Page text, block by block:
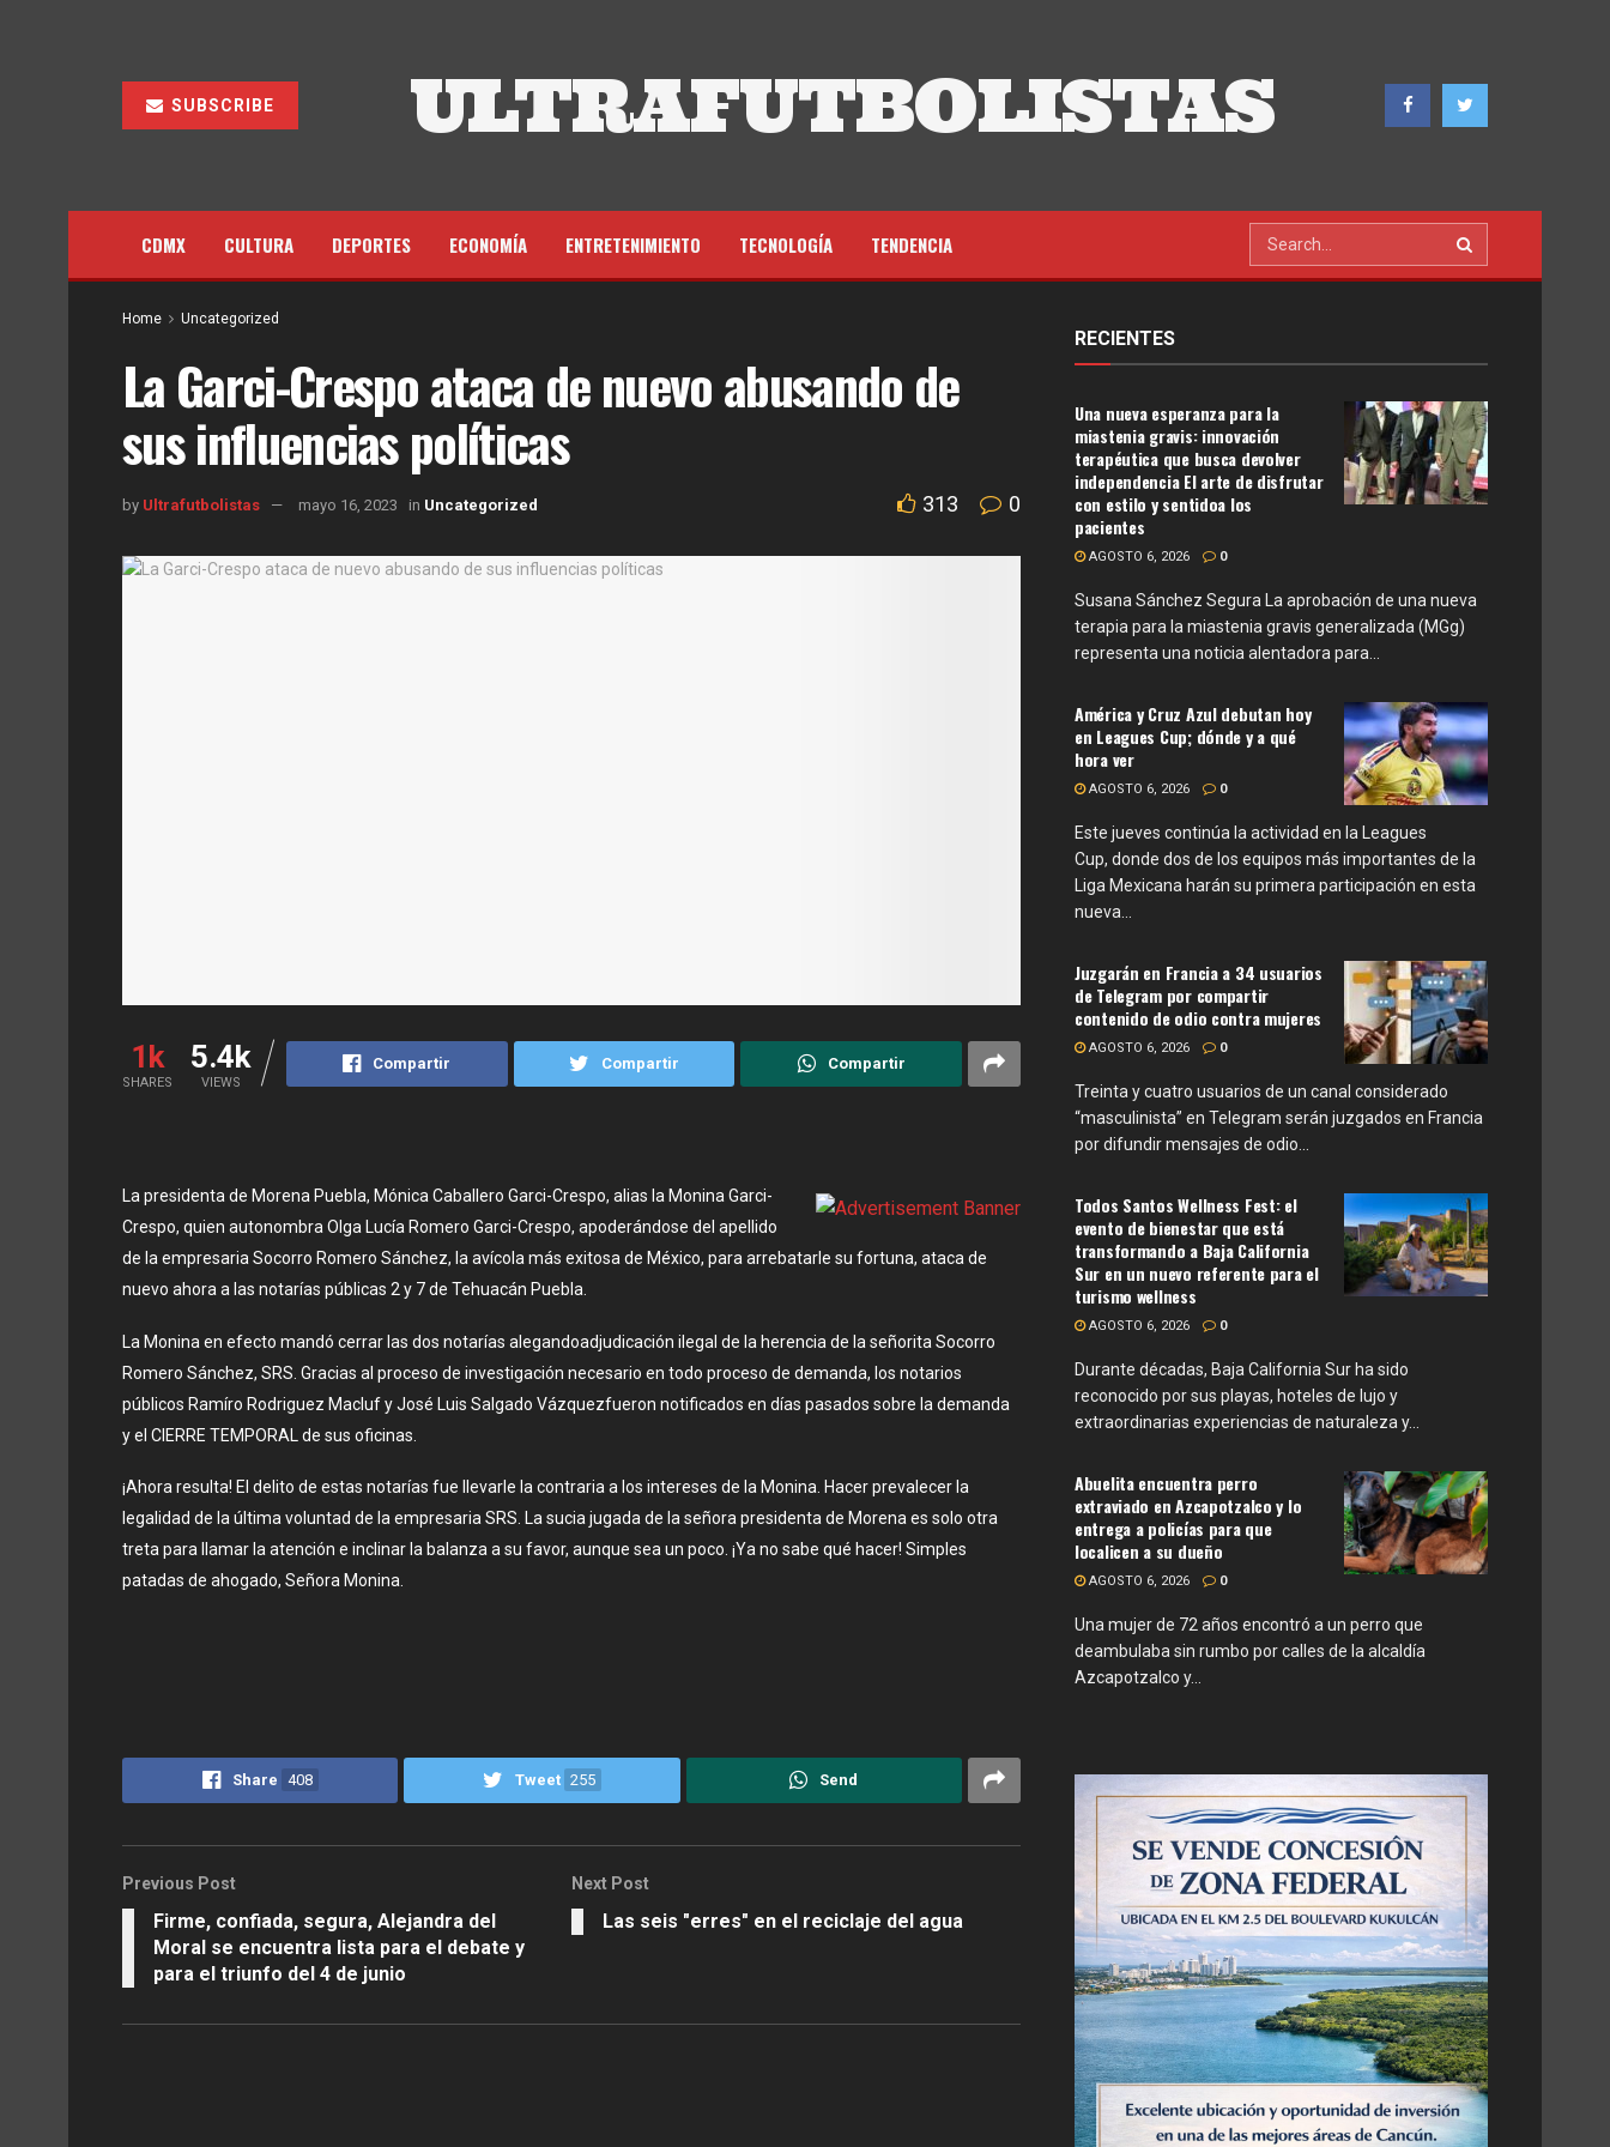
SUBSCRIBE ULTRAFUTBOLISTAS
CDMX CULTURA DEPORTES ECONOMÍA ENTRETENIMIENTO TECNOLOGÍA TENDENCIA
Home Uncategorized
La Garci-Crespo ataca de nuevo abusando de
sus influencias políticas
by Ultrafutbolistas mayo 16, 2023 in Uncategorized 313 0
1k
SHARES
5.4k
VIEWS
Compartir Compartir Compartir
La presidenta de Morena Puebla, Mónica Caballero Garci-Crespo, alias la Monina Garci-
Crespo, quien autonombra Olga Lucía Romero Garci-Crespo, apoderándose del apellido
de la empresaria Socorro Romero Sánchez, la avícola más exitosa de México, para arrebatarle su fortuna, ataca de
nuevo ahora a las notarías públicas 2 y 7 de Tehuacán Puebla.
La Monina en efecto mandó cerrar las dos notarías alegandoadjudicación ilegal de la herencia de la señorita Socorro
Romero Sánchez, SRS. Gracias al proceso de investigación necesario en todo proceso de demanda, los notarios
públicos Ramíro Rodriguez Maclufy José Luis Salgado Vázquezfueron notificados en días pasados sobre la demanda
y el CIERRE TEMPORAL de sus oficinas.
¡Ahora resulta! El delito de estas notarías fue
llevarle la contraria a los intereses de la Monina. Hacer prevalecer la
legalidad de la última voluntad de la empresaria SRS. La sucia jugada de la señora presidenta de Morena es solo otra
treta para llamar la atención e inclinar la balanza a su favor, aunque sea un poco. ¡Ya no sabe qué hacer! Simples
patadas de ahogado, Señora Monina.
Share 408 Tweet 255 Send
Previous Post
Firme, confiada, segura, Alejandra del
Moral se encuentra lista para el debate y
para el triunfo del 4 de junio
Next Post
Las seis "erres" en el reciclaje del agua
RECIENTES
Una nueva esperanza para la
miastenia gravis: innovación
terapéutica que busca devolver
independencia El arte de disfrutar
con estilo y sentidoa los
pacientes
AGOSTO 6, 2026 0
Susana Sánchez Segura La aprobación de una nueva
terapia para la miastenia gravis generalizada (MGg)
representa una noticia alentadora para...
América y Cruz Azul debutan hoy
en Leagues Cup; dónde y a qué
hora ver
AGOSTO 6, 2026 0
Este jueves continúa la actividad en la Leagues
Cup, donde dos de los equipos más importantes de la
Liga Mexicana harán su primera participación en esta
nueva...
Juzgarán en Francia a 34 usuarios
de Telegram por compartir
contenido de odio contra mujeres
AGOSTO 6, 2026 0
Treinta y cuatro usuarios de un canal considerado
“masculinista” en Telegram serán juzgados en Francia
por difundir mensajes de odio...
Todos Santos Wellness Fest: el
evento de bienestar que está
transformando a Baja California
Sur en un nuevo referente para el
turismo wellness
AGOSTO 6, 2026 0
Durante décadas, Baja California Sur ha sido
reconocido por sus playas, hoteles de lujo y
extraordinarias experiencias de naturaleza y...
Abuelita encuentra perro
extraviado en Azcapotzalco y lo
entrega a policías para que
localicen a su dueño
AGOSTO 6, 2026 0
Una mujer de 72 años encontró a un perro que
deambulaba sin rumbo por calles de la alcaldía
Azcapotzalco y...